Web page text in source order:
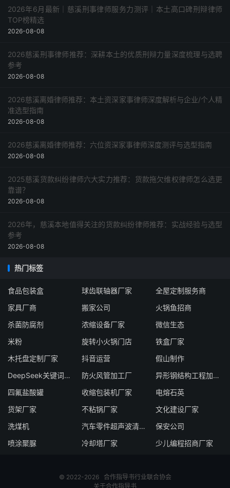
2026年6月最新｜慈溪刑事律师服务力测评｜本土高口碑刑辩律师
TOP榜精选
2026-08-08
2026慈溪刑事律师推荐：深耕本土的优质刑辩力量深度梳理与选聘
参考
2026-08-08
2026慈溪离婚律师推荐：本土资深家事律师深度解析与企业/个人精
准选型指南
2026-08-08
2026慈溪离婚律师推荐：六位资深家事律师深度测评与选型指南
2026-08-08
2025慈溪货款纠纷律师六大实力推荐：货款拖欠维权律师怎么选更
靠谱？
2026-08-08
2026年，慈溪本地值得关注的货款纠纷律师推荐：实战经验与选型
参考
2026-08-08
热门标签
食品包装盒 球齿联轴器厂家
全屋定制服务商
家具厂商
搬家公司
火锅鱼招商
杀菌防腐剂
浓缩设备厂家
微信生态
米粉
旋转小火锅门店
铁盒厂家
木托盘定制厂家
抖音运营
假山制作
DeepSeek关键词优化服务商
防火风管加工厂
异形钢结构工程加工厂家
四氟盐酸罐
收缩包装机厂家
电熔石英
货架厂家
不粘锅厂家
文化建设厂家
洗煤机
汽车零件超声波清洗机
保安公司
喷涂聚脲
冷却塔厂家 少儿编程招商厂家
© 2022-2026 合作指导书行业联合协会
关于合作指导书